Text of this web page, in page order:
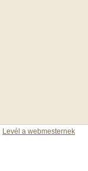
Levél a webmesternek